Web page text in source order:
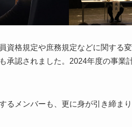
資格規定や庶務規定などに関する
承認されました。2024年度の事業
るメンバーも、更に身が引き締まり